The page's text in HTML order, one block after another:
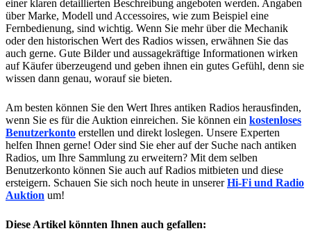
einer klaren detaillierten Beschreibung angeboten werden. Angaben
über Marke, Modell und Accessoires, wie zum Beispiel eine
Fernbedienung, sind wichtig. Wenn Sie mehr über die Mechanik
oder den historischen Wert des Radios wissen, erwähnen Sie das
auch gerne. Gute Bilder und aussagekräftige Informationen wirken
auf Käufer überzeugend und geben ihnen ein gutes Gefühl, denn sie
wissen dann genau, worauf sie bieten.
Am besten können Sie den Wert Ihres antiken Radios herausfinden,
wenn Sie es für die Auktion einreichen. Sie können ein kostenloses
Benutzerkonto erstellen und direkt loslegen. Unsere Experten
helfen Ihnen gerne! Oder sind Sie eher auf der Suche nach antiken
Radios, um Ihre Sammlung zu erweitern? Mit dem selben
Benutzerkonto können Sie auch auf Radios mitbieten und diese
ersteigern. Schauen Sie sich noch heute in unsererHi-Fi und Radio
Auktion um!
Diese Artikel könnten Ihnen auch gefallen: